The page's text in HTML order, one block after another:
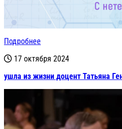
Подробнее
17 октября 2024
ушла из жизни доцент Татьяна